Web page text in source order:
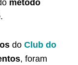
método
.
do Club do
, foram